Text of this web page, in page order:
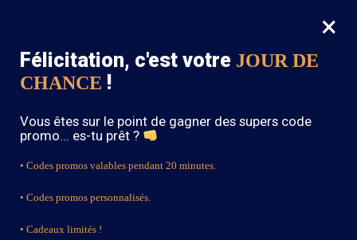
0
SOLDES : -15% sur toute la boutique avec le code « BOHEME15 »
×
Félicitation, c'est votre JOUR DE
CHANCE !
Vous êtes sur le point de gagner des supers code
promo... es-tu prêt ?
• Codes promos valables pendant 20 minutes.
• Codes promos personnalisés.
• Cadeaux limités !